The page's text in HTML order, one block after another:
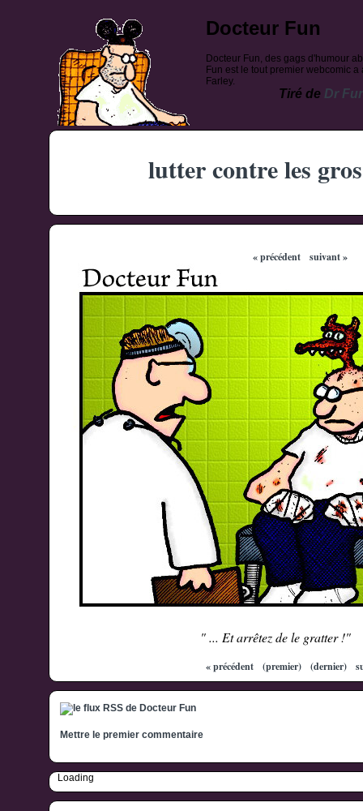
Docteur Fun
Docteur Fun, des gags d'humour
Fun est le tout premier webcomic
Farley.
Tiré de Dr
lutter contre les
« précédent suivant »
" ... Et arrêtez de le gratter !"
« précédent (premier) (dernier)
Mettre le premier commentaire
Loading